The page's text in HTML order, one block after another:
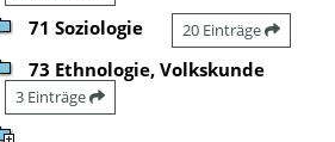
71 Soziologie 20 Einträge
73 Ethnologie, Volkskunde
3 Einträge